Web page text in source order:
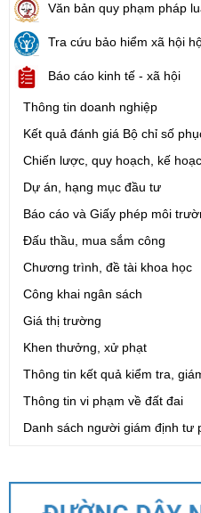
Số:1699/QĐ-UBND
Tên:
(Quyết định Ban hành Từ
Châu (Phiên bản 1.0))
Ngày ban hành: (05/08/2026) -
1721/QĐ-UBND
Tên: (Quyết định Phê duyệt
đất đối với 04 thửa đất thương
bàn tỉnh Lai Châu)
Ngày ban hành: (07/08/2026)
Số:6731/UBND-KTN
303/2026/NĐ-CP ngày 01/8/
sung một số điều của Nghị định
Ngày ban hành: (06/08/2026)
Số:1701/QĐ-UBND
Tên:(Quyết định Về việc công
vực thành lập và hoạt động của
Văn bản quy phạm pháp
Tra cứu bảo hiểm xã hội
Báo cáo kinh tế - xã hội
Thông tin doanh nghiệp
Kết quả đánh giá Bộ chỉ số
Chiến lược, quy hoạch, kế
Dự án, hạng mục đầu tư
Báo cáo và Giấy phép môi
Đấu thầu, mua sắm công
Chương trình, đề tài khoa học
Công khai ngân sách
Giá thị trường
Khen thưởng, xử phạt
Thông tin kết quả kiểm tra,
Thông tin vi phạm về đất đai
Danh sách người giám định tư